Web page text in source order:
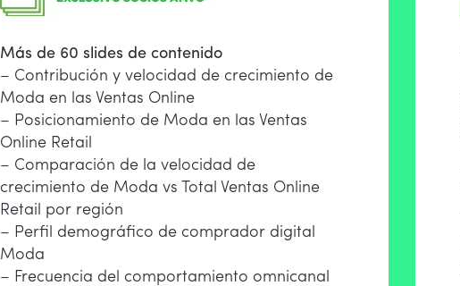
Más de 60 slides de contenido
– Contribución y velocidad de crecimiento de
Moda en las Ventas Online
– Posicionamiento de Moda en las Ventas
Online Retail
– Comparación de la velocidad de
crecimiento de Moda vs Total Ventas Online
Retail por región
– Perfil demográfico de comprador digital
Moda
– Frecuencia del comportamiento omnicanal